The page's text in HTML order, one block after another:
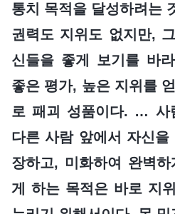
통치 목적을 달성하려는
권력도 지위도 없지만,
신들을 좋게 보기를 바
좋은 평가, 높은 지위를
로 패괴 성품이다. … 사
다른 사람 앞에서 자신
장하고, 미화하여 완벽
게 하는 목적은 바로 지